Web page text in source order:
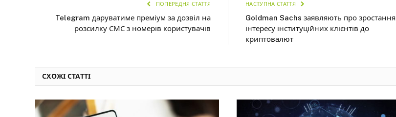
ПОПЕРЕДНЯ СТАТТЯ
Telegram даруватиме преміум за дозвіл на
розсилку СМС з номерів користувачів
НАСТУПНА СТАТТЯ
Goldman Sachs заявляють про зростання
інтересу інституційних клієнтів до
криптовалют
СХОЖІ СТАТТІ